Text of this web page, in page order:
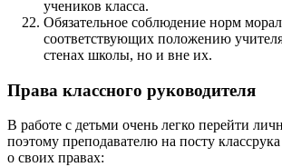
учеников класса.
Обязательное соблюдение норм
соответствующих положению
стенах школы, но и вне их.
Права классного руководителя
В работе с детьми очень легко перейти
поэтому преподавателю на посту
о своих правах: